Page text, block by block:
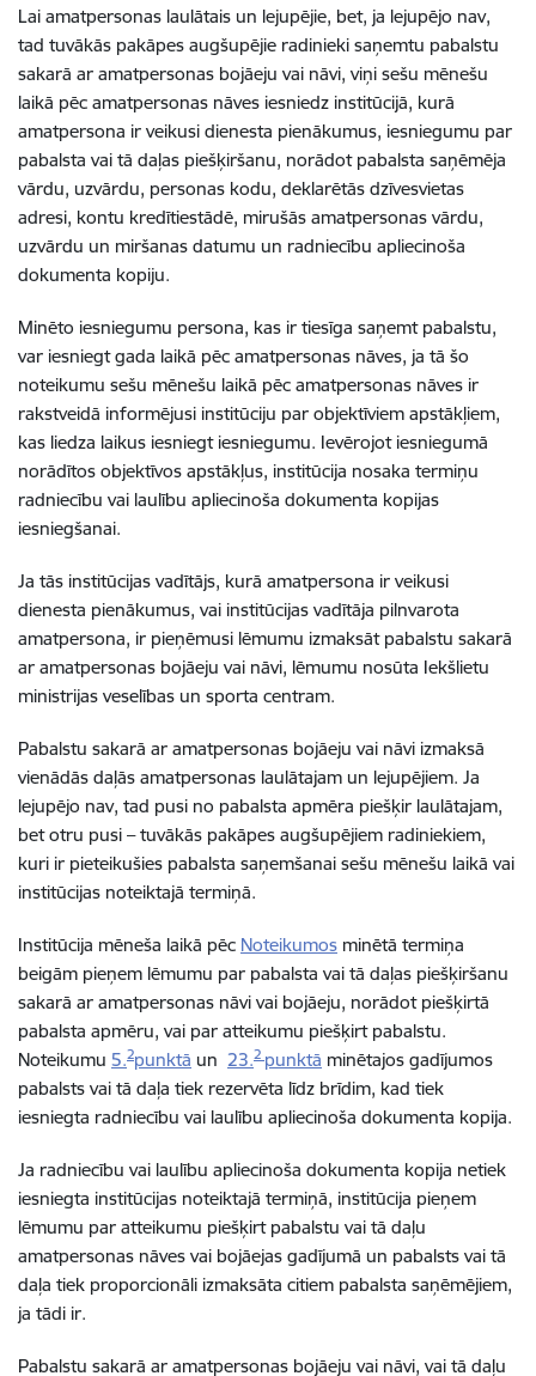
Lai amatpersonas laulātais un lejupējie, bet, ja lejupējo nav,
tad tuvākās pakāpes augšupējie radinieki saņemtu pabalstu
sakarā ar amatpersonas bojāeju vai nāvi, viņi sešu mēnešu
laikā pēc amatpersonas nāves iesniedz institūcijā, kurā
amatpersona ir veikusi dienesta pienākumus, iesniegumu par
pabalsta vai tā daļas piešķiršanu, norādot pabalsta saņēmēja
vārdu, uzvārdu, personas kodu, deklarētās dzīvesvietas
adresi, kontu kredītiestādē, mirušās amatpersonas vārdu,
uzvārdu un miršanas datumu un radniecību apliecinoša
dokumenta kopiju.
Minēto iesniegumu persona, kas ir tiesīga saņemt pabalstu,
var iesniegt gada laikā pēc amatpersonas nāves, ja tā šo
noteikumu sešu mēnešu laikā pēc amatpersonas nāves ir
rakstveidā informējusi institūciju par objektīviem apstākļiem,
kas liedza laikus iesniegt iesniegumu. Ievērojot iesniegumā
norādītos objektīvos apstākļus, institūcija nosaka termiņu
radniecību vai laulību apliecinoša dokumenta kopijas
iesniegšanai.
Ja tās institūcijas vadītājs, kurā amatpersona ir veikusi
dienesta pienākumus, vai institūcijas vadītāja pilnvarota
amatpersona, ir pieņēmusi lēmumu izmaksāt pabalstu sakarā
ar amatpersonas bojāeju vai nāvi, lēmumu nosūta Iekšlietu
ministrijas veselības un sporta centram.
Pabalstu sakarā ar amatpersonas bojāeju vai nāvi izmaksā
vienādās daļās amatpersonas laulātajam un lejupējiem. Ja
lejupējo nav, tad pusi no pabalsta apmēra piešķir laulātajam,
bet otru pusi – tuvākās pakāpes augšupējiem radiniekiem,
kuri ir pieteikušies pabalsta saņemšanai sešu mēnešu laikā vai
institūcijas noteiktajā termiņā.
Institūcija mēneša laikā pēc Noteikumos minētā termiņa
beigām pieņem lēmumu par pabalsta vai tā daļas piešķiršanu
sakarā ar amatpersonas nāvi vai bojāeju, norādot piešķirtā
pabalsta apmēru, vai par atteikumu piešķirt pabalstu.
Noteikumu 5.2punktā un 23.2 punktā minētajos gadījumos
pabalsts vai tā daļa tiek rezervēta līdz brīdim, kad tiek
iesniegta radniecību vai laulību apliecinoša dokumenta kopija.
Ja radniecību vai laulību apliecinoša dokumenta kopija netiek
iesniegta institūcijas noteiktajā termiņā, institūcija pieņem
lēmumu par atteikumu piešķirt pabalstu vai tā daļu
amatpersonas nāves vai bojāejas gadījumā un pabalsts vai tā
daļa tiek proporcionāli izmaksāta citiem pabalsta saņēmējiem,
ja tādi ir.
Pabalstu sakarā ar amatpersonas bojāeju vai nāvi, vai tā daļu